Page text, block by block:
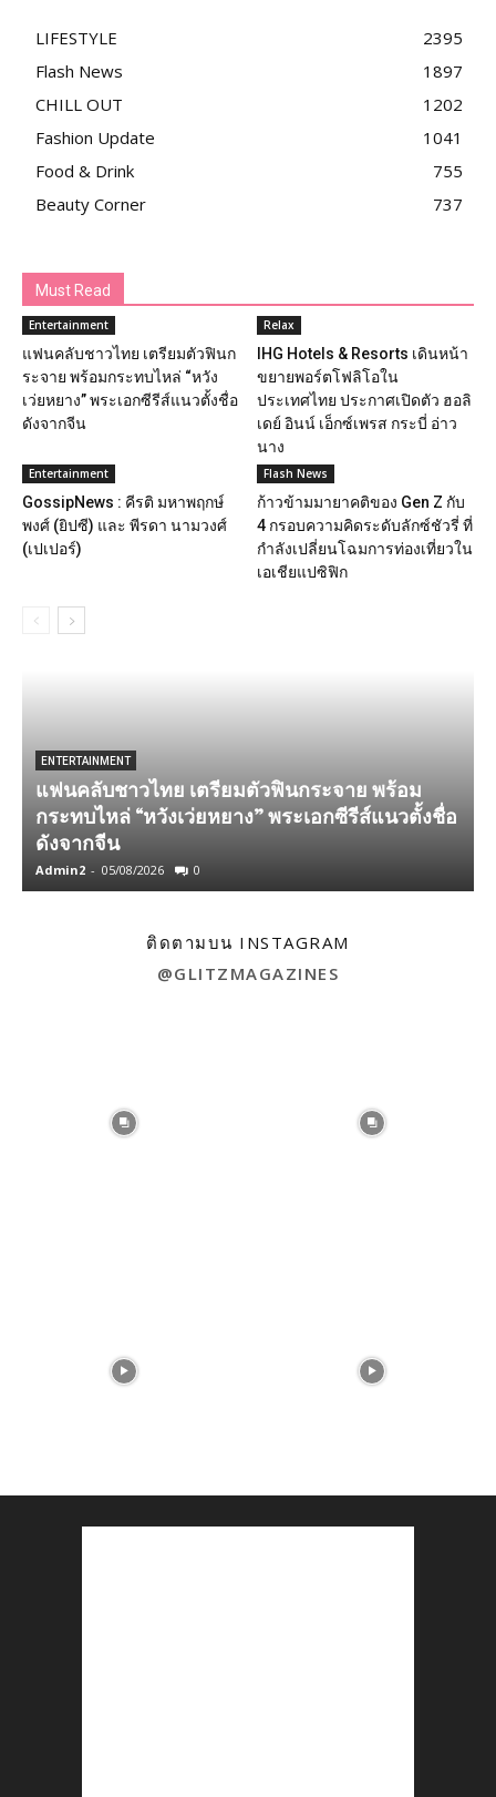
LIFESTYLE
2395
Flash News
1897
CHILL OUT
1202
Fashion Update
1041
Food & Drink
755
Beauty Corner
737
Must Read
Entertainment
แฟนคลับชาวไทย เตรียมตัวฟินก
ระจาย พร้อมกระทบไหล่ “หวัง
เว่ยหยาง” พระเอกซีรีส์แนวตั้งชื่อ
ดังจากจีน
Relax
IHG Hotels & Resorts เดินหน้า
ขยายพอร์ตโฟลิโอใน
ประเทศไทย ประกาศเปิดตัว ฮอลิ
เดย์ อินน์ เอ็กซ์เพรส กระบี่ อ่าว
นาง
Entertainment
GossipNews : คีรติ มหาพฤกษ์
พงศ์ (ยิปซี) และ พีรดา นามวงศ์
(เปเปอร์)
Flash News
ก้าวข้ามมายาคติของ Gen Z กับ
4 กรอบความคิดระดับลักซ์ชัวรี่ ที่
กำลังเปลี่ยนโฉมการท่องเที่ยวใน
เอเชียแปซิฟิก
ENTERTAINMENT
แฟนคลับชาวไทย เตรียมตัวฟินกระจาย พร้อม
กระทบไหล่ “หวังเว่ยหยาง” พระเอกซีรีส์แนวตั้งชื่อ
ดังจากจีน
Admin2 - 05/08/2026 0
ติดตามบน INSTAGRAM
@GLITZMAGAZINES